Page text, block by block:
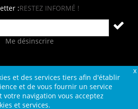
et des services tiers afin d'établir
et de vous fournir un service
navigation vous acceptez
et services.
:RESTEZ INFORMÉ !
Me désinscrire
site Qui sommes-nous ?
Liens
Conditions Générales